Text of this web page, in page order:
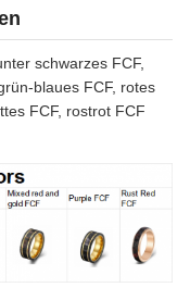
schwarzes FCF,
blaues FCF, rotes
FCF, rostrot FCF